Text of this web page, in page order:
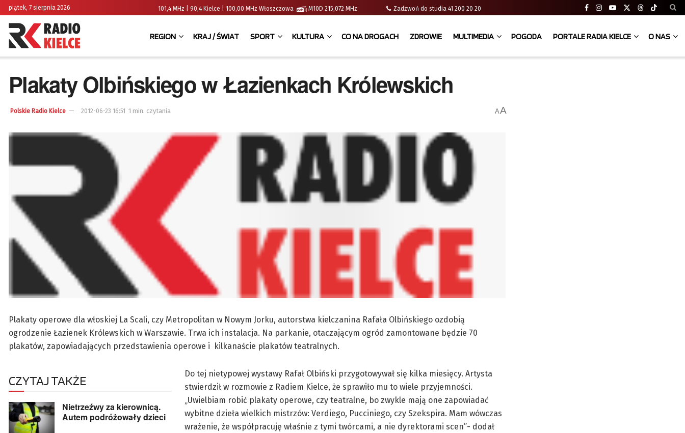
piątek, 7 sierpnia 2026 101,4 MHz | 90,4 Kielce | 100,00 MHz Włoszczowa M10D 215,072 MHz Zadzwoń do studia 41 200 20 20
REGION KRAJ / ŚWIAT SPORT KULTURA CO NA DROGACH ZDROWIE MULTIMEDIA POGODA PORTALE RADIA KIELCE O NAS
Plakaty Olbińskiego w Łazienkach Królewskich
Polskie Radio Kielce 2012-06-23 16:51 1 min. czytania AA
Plakaty operowe dla włoskiej La Scali, czy Metropolitan w Nowym Jorku, autorstwa kielczanina Rafała Olbińskiego ozdobią
ogrodzenie Łazienek Królewskich w Warszawie. Trwa ich instalacja. Na parkanie, otaczającym ogród zamontowane będzie 70
plakatów, zapowiadających przedstawienia operowe i kilkanaście plakatów teatralnych.
CZYTAJ TAKŻE
Nietrzeźwy za kierownicą.
Autem podróżowały dzieci
Do tej nietypowej wystawy Rafał Olbiński przygotowywał się kilka miesięcy. Artysta
stwierdził w rozmowie z Radiem Kielce, że sprawiło mu to wiele przyjemności.
„Uwielbiam robić plakaty operowe, czy teatralne, bo zwykle mają one zapowiadać
wybitne dzieła wielkich mistrzów: Verdiego, Pucciniego, czy Szekspira. Mam wówczas
wrażenie, że współpracuję właśnie z tymi twórcami, a nie dyrektorami scen”- dodał